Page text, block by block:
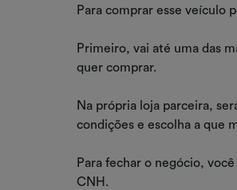
Para comprar esse veículo
Primeiro, vai até uma das
quer comprar.
Na própria loja parceira,
condições e escolha a que
Para fechar o negócio,
CNH.